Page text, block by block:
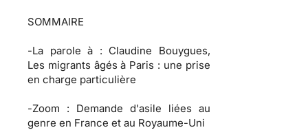
SOMMAIRE
-La parole à : Claudine Bouygues,
Les migrants âgés à Paris : une prise
en charge particulière
-Zoom : Demande d'asile liées au
genre en France et au Royaume-Uni